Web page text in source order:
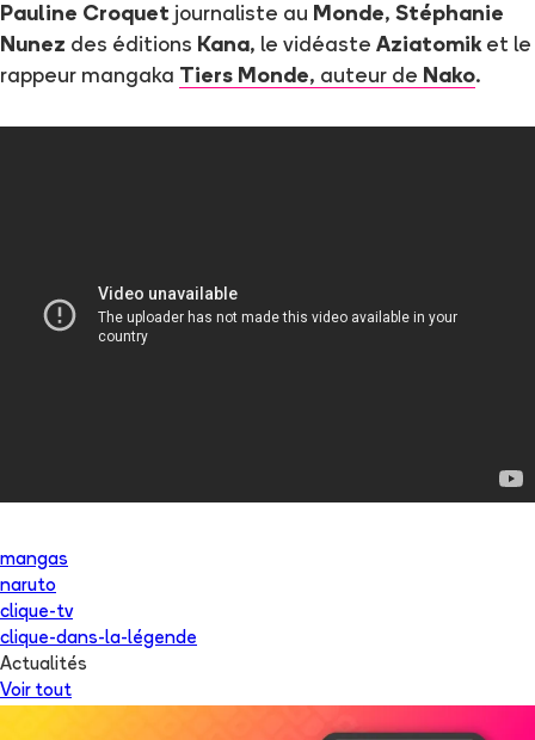
Pauline Croquet journaliste au Monde, Stéphanie
Nunez des éditions Kana, le vidéaste Aziatomiket le
rappeur mangaka Tiers Monde, auteur de Nako.
mangas
naruto
clique-tv
clique-dans-la-légende
Actualités
Voir tout